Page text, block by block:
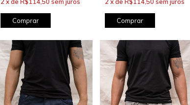
2 xdeR$114,50 sem juros
Comprar
2 xde R$114,50 sem juros
Comprar